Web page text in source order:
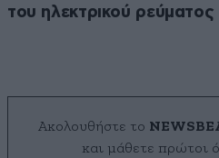
του ηλεκτρικού ρεύματος
Ακολουθήστε το
και μάθετε πρώτοι